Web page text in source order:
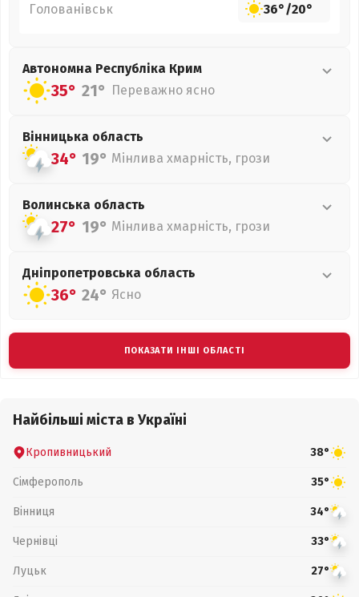
Голованівськ 36°/20°
Автономна Республіка Крим
35° 21° Переважно ясно
Вінницька область
34° 19° Мінлива хмарність, грози
Волинська область
27° 19° Мінлива хмарність, грози
Дніпропетровська область
36° 24° Ясно
ПОКАЗАТИ ІНШІ ОБЛАСТІ
Найбільші міста в Україні
Кропивницький 38°
Сімферополь 35°
Вінниця 34°
Чернівці 33°
Луцьк 27°